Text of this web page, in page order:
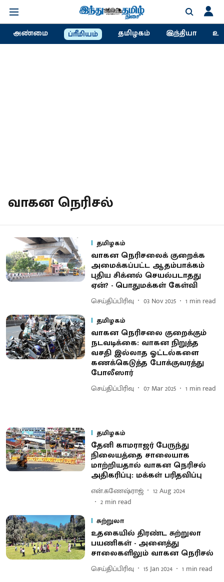
அண்மை ப்ரீமியம் தமிழகம் இந்தியா
வாகன நெரிசல்
தமிழகம்
வாகன நெரிசலைக் குறைக்க
அமைக்கப்பட்ட ஆதம்பாக்கம்
புதிய சிக்னல் செயல்படாதது
ஏன்? - பொதுமக்கள் கேள்வி
செய்திப்பிரிவு 03 Nov 2025 1 min read
தமிழகம்
வாகன நெரிசலை குறைக்​கும்
நடவடிக்கை: வாகன நிறுத்த
வசதி இல்​லாத ஓட்​டல்​களை
கணக்​கெடுத்த போக்குவரத்து
போலீ​ஸார்
செய்திப்பிரிவு 07 Mar 2025 1 min read
தமிழகம்
தேனி காமராஜர் பேருந்து
நிலையத்தை சாலையாக
மாற்றியதால் வாகன நெரிசல்
அதிகரிப்பு: மக்கள் பரிதவிப்பு
என்.கணேஷ்ராஜ்
12 Aug 2024
2 min read
சுற்றுலா
உதகையில் திரண்ட சுற்றுலா
பயணிகள் - அனைத்து
சாலைகளிலும் வாகன நெரிசல்
செய்திப்பிரிவு 15 Jan 2024 1 min read